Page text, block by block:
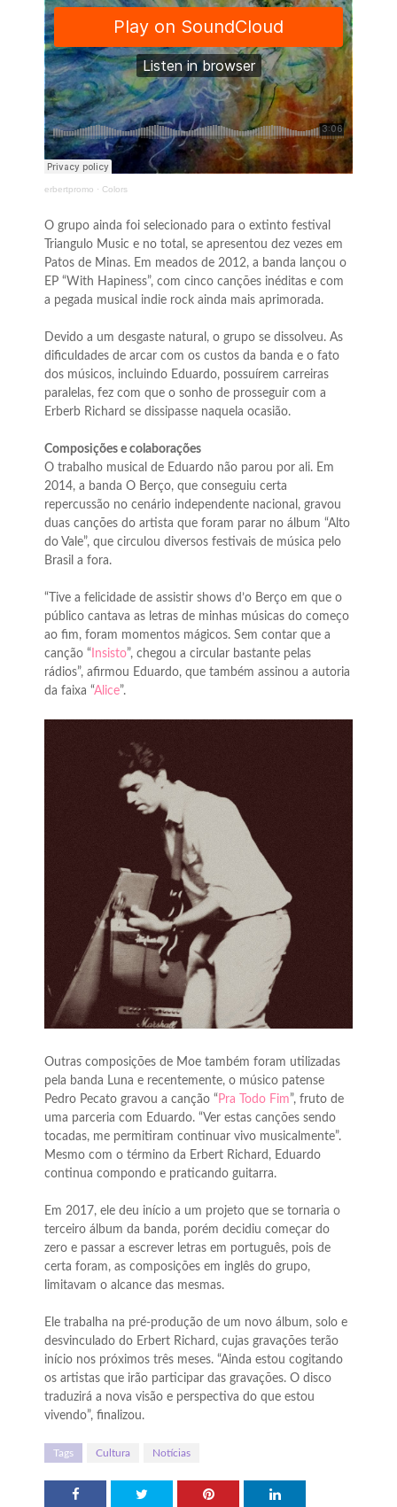
erbertpromo · Colors
O grupo ainda foi selecionado para o extinto festival
Triangulo Music e no total, se apresentou dez vezes em
Patos de Minas. Em meados de 2012, a banda lançou o
EP “With Hapiness”, com cinco canções inéditas e com
a pegada musical indie rock ainda mais aprimorada.
Devido a um desgaste natural, o grupo se dissolveu. As
dificuldades de arcar com os custos da banda e o fato
dos músicos, incluindo Eduardo, possuírem carreiras
paralelas, fez com que o sonho de prosseguir com a
Erberb Richard se dissipasse naquela ocasião.
Composições e colaborações
O trabalho musical de Eduardo não parou por ali. Em
2014, a banda O Berço, que conseguiu certa
repercussão no cenário independente nacional, gravou
duas canções do artista que foram parar no álbum “Alto
do Vale”, que circulou diversos festivais de música pelo
Brasil a fora.
“Tive a felicidade de assistir shows d’o Berço em que o
público cantava as letras de minhas músicas do começo
ao fim, foram momentos mágicos. Sem contar que a
canção “ Insisto”, chegou a circular bastante pelas
rádios”, afirmou Eduardo, que também assinou a autoria
da faixa “Alice”.
Outras composições de Moe também foram utilizadas
pela banda Luna e recentemente, o músico patense
Pedro Pecato gravou a canção “ Pra Todo Fim”, fruto de
uma parceria com Eduardo. “Ver estas canções sendo
tocadas, me permitiram continuar vivo musicalmente”.
Mesmo com o término da Erbert Richard, Eduardo
continua compondo e praticando guitarra.
Em 2017, ele deu início a um projeto que se tornaria o
terceiro álbum da banda, porém decidiu começar do
zero e passar a escrever letras em português, pois de
certa foram, as composições em inglês do grupo,
limitavam o alcance das mesmas.
Ele trabalha na pré-produção de um novo álbum, solo e
desvinculado do Erbert Richard, cujas gravações terão
início nos próximos três meses. “Ainda estou cogitando
os artistas que irão participar das gravações. O disco
traduzirá a nova visão e perspectiva do que estou
vivendo”, finalizou.
Tags Cultura Notícias